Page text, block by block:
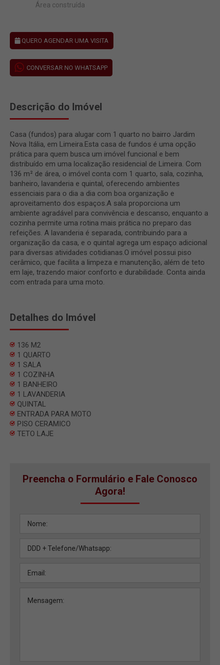
Área construída
QUERO AGENDAR UMA VISITA
CONVERSAR NO WHATSAPP
Descrição do Imóvel
Casa (fundos) para alugar com 1 quarto no bairro Jardim
Nova Itália, em Limeira.Esta casa de fundos é uma opção
prática para quem busca um imóvel funcional e bem
distribuído em uma localização residencial de Limeira. Com
136 m² de área, o imóvel conta com 1 quarto, sala, cozinha,
banheiro, lavanderia e quintal, oferecendo ambientes
essenciais para o dia a dia com boa organização e
aproveitamento dos espaços.A sala proporciona um
ambiente agradável para convivência e descanso, enquanto a
cozinha permite uma rotina mais prática no preparo das
refeições. A lavanderia é separada, contribuindo para a
organização da casa, e o quintal agrega um espaço adicional
para diversas atividades cotidianas.O imóvel possui piso
cerâmico, que facilita a limpeza e manutenção, além de teto
em laje, trazendo maior conforto e durabilidade. Conta ainda
com entrada para uma moto.
Detalhes do Imóvel
136 M2
1 QUARTO
1 SALA
1 COZINHA
1 BANHEIRO
1 LAVANDERIA
QUINTAL
ENTRADA PARA MOTO
PISO CERAMICO
TETO LAJE
Preencha o Formulário e Fale Conosco
Agora!